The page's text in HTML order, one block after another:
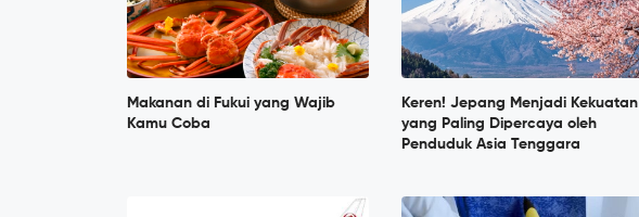
Makanan di Fukui yang Wajib
Kamu Coba
Keren! Jepang Menjadi Kekuatan
yang Paling Dipercaya oleh
Penduduk Asia Tenggara